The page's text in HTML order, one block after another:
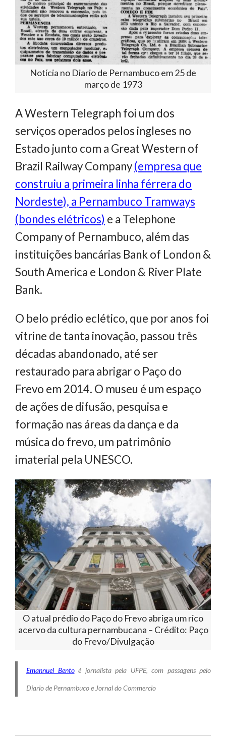
Notícia no Diario de Pernambuco em 25 de
março de 1973
A Western Telegraph foi um dos
serviços operados pelos ingleses no
Estado junto com a Great Western of
Brazil Railway Company(empresa que
construiu a primeira linha férrera do
Nordeste), a Pernambuco Tramways
(bondes elétricos) e a Telephone
Company of Pernambuco, além das
instituições bancárias Bank of London &
South America e London & River Plate
Bank.
O belo prédio eclético, que por anos foi
vitrine de tanta inovação, passou três
décadas abandonado, até ser
restaurado para abrigar o Paço do
Frevo em 2014. O museu é um espaço
de ações de difusão, pesquisa e
formação nas áreas da dança e da
música do frevo, um patrimônio
imaterial pela UNESCO.
O atual prédio do Paço do Frevo abriga um rico
acervo da cultura pernambucana – Crédito: Paço
do Frevo/Divulgação
Emannuel Bentoé jornalista pela UFPE, com passagens pelo
Diario de Pernambuco e Jornal do Commercio